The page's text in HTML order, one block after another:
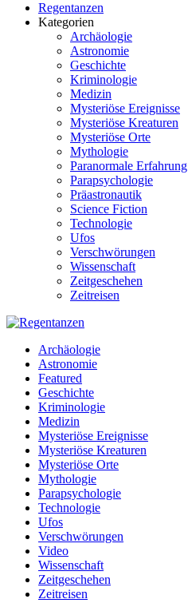
Regentanzen
Kategorien
Archäologie
Astronomie
Geschichte
Kriminologie
Medizin
Mysteriöse Ereignisse
Mysteriöse Kreaturen
Mysteriöse Orte
Mythologie
Paranormale Erfahrung
Parapsychologie
Präastronautik
Science Fiction
Technologie
Ufos
Verschwörungen
Wissenschaft
Zeitgeschehen
Zeitreisen
Archäologie
Astronomie
Featured
Geschichte
Kriminologie
Medizin
Mysteriöse Ereignisse
Mysteriöse Kreaturen
Mysteriöse Orte
Mythologie
Parapsychologie
Technologie
Ufos
Verschwörungen
Video
Wissenschaft
Zeitgeschehen
Zeitreisen